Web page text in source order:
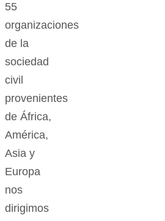
55
organizaciones
de la
sociedad
civil
provenientes
de África,
América,
Asia y
Europa
nos
dirigimos